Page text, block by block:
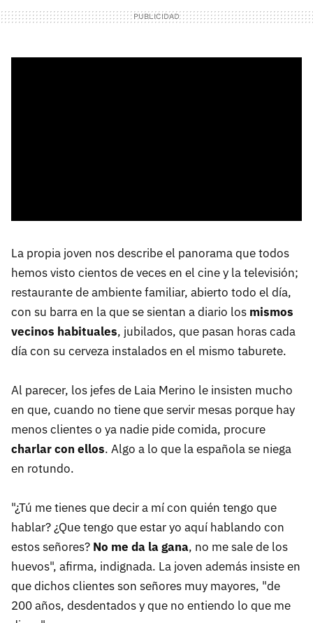
La propia joven nos describe el panorama que todos
hemos visto cientos de veces en el cine y la televisión;
restaurante de ambiente familiar, abierto todo el día,
con su barra en la que se sientan a diario los mismos
vecinos habituales, jubilados, que pasan horas cada
día con su cerveza instalados en el mismo taburete.
Al parecer, los jefes de Laia Merino le insisten mucho
en que, cuando no tiene que servir mesas porque hay
menos clientes o ya nadie pide comida, procure
charlar con ellos. Algo a lo que la española se niega
en rotundo.
"¿Tú me tienes que decir a mí con quién tengo que
hablar? ¿Que tengo que estar yo aquí hablando con
estos señores? No me da la gana, no me sale de los
huevos", afirma, indignada. La joven además insiste en
que dichos clientes son señores muy mayores, "de
200 años, desdentados y que no entiendo lo que me